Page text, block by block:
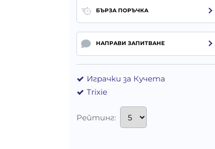
БЪРЗА ПОРЪЧКА
НАПРАВИ ЗАПИТВАНЕ
Играчки за Кучета
Trixie
Рейтинг: